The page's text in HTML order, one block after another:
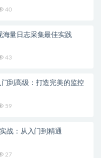
40
海量日志采集最佳实践
43
门到高级：打造完美的监控
59
战：从入门到精通
27